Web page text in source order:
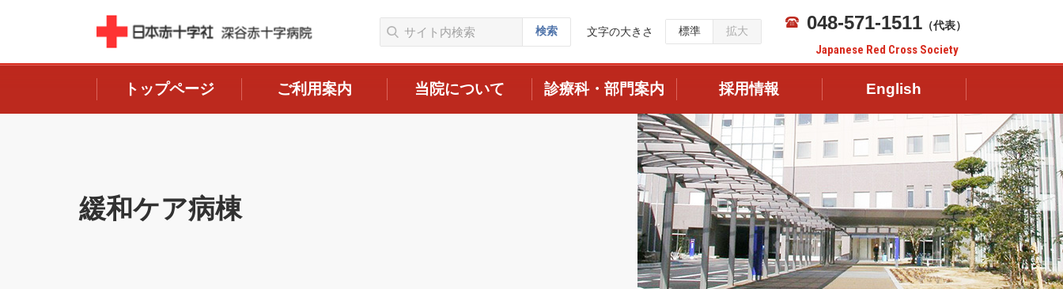
検索 文字の大きさ 標準 拡大 048-571-1511 （代表）
Japanese Red Cross Society
トップページ ご利用案内 当院について 診療科・部門案内 採用情報 English
緩和ケア病棟